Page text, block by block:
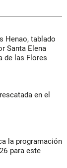
Henao, tablado
Santa Elena
de las Flores
en el
la programación
para este